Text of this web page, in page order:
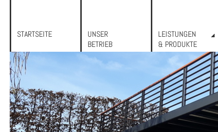
STARTSEITE
UNSER
BETRIEB
LEISTUNGEN
& PRODUKTE